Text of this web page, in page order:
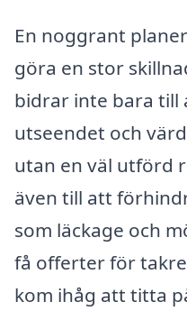
En noggrant
göra en stor
bidrar inte bara
utseendet och
utan en väl utförd
även till att
som läckage och
få offerter för
kom ihåg att titta